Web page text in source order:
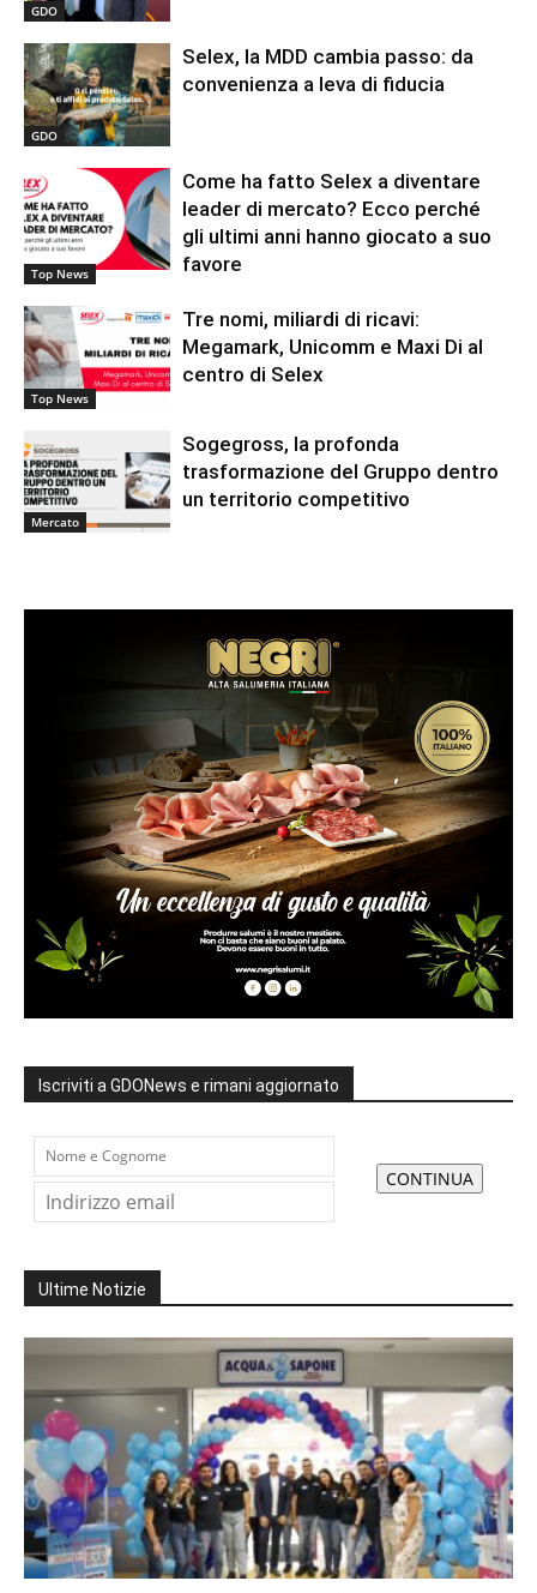
GDO
GDO
Selex, la MDD cambia passo: da
convenienza a leva di fiducia
Top News
Come ha fatto Selex a diventare
leader di mercato? Ecco perché
gli ultimi anni hanno giocato a suo
favore
Top News
Tre nomi, miliardi di ricavi:
Megamark, Unicomm e Maxi Di al
centro di Selex
Mercato
Sogegross, la profonda
trasformazione del Gruppo dentro
un territorio competitivo
Iscriviti a GDONews e rimani aggiornato
Ultime Notizie